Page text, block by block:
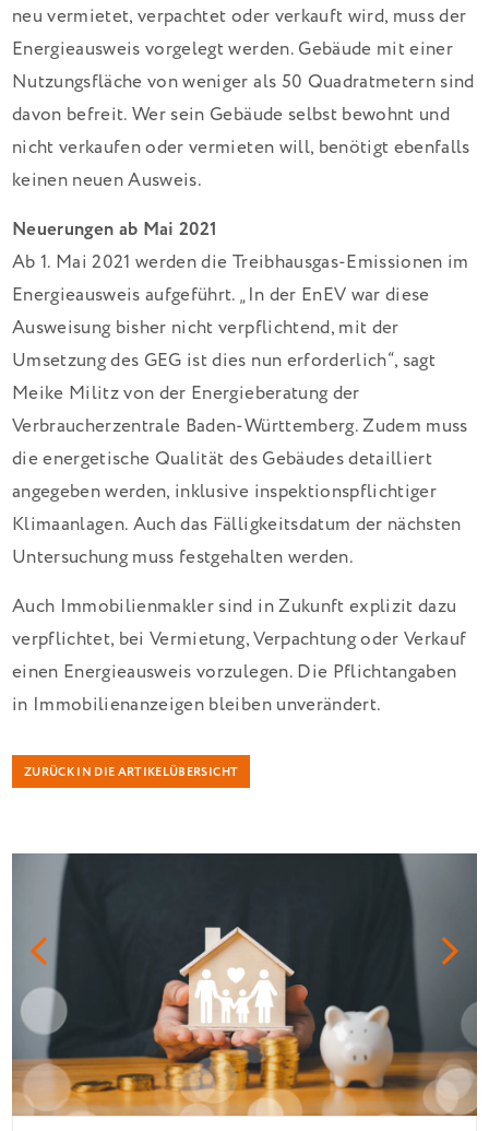
neu vermietet, verpachtet oder verkauft wird, muss der
Energieausweis vorgelegt werden. Gebäude mit einer
Nutzungsfläche von weniger als 50 Quadratmetern sind
davon befreit. Wer sein Gebäude selbst bewohnt und
nicht verkaufen oder vermieten will, benötigt ebenfalls
keinen neuen Ausweis.
Neuerungen ab Mai 2021
Ab 1. Mai 2021 werden die Treibhausgas-Emissionen im
Energieausweis aufgeführt. „In der EnEV war diese
Ausweisung bisher nicht verpflichtend, mit der
Umsetzung des GEG ist dies nun erforderlich“, sagt
Meike Militz von der Energieberatung der
Verbraucherzentrale Baden-Württemberg. Zudem muss
die energetische Qualität des Gebäudes detailliert
angegeben werden, inklusive inspektionspflichtiger
Klimaanlagen. Auch das Fälligkeitsdatum der nächsten
Untersuchung muss festgehalten werden.
Auch Immobilienmakler sind in Zukunft explizit dazu
verpflichtet, bei Vermietung, Verpachtung oder Verkauf
einen Energieausweis vorzulegen. Die Pflichtangaben
in Immobilienanzeigen bleiben unverändert.
ZURÜCK IN DIE ARTIKELÜBERSICHT